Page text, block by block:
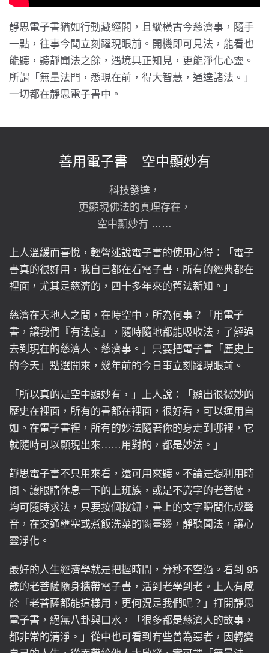
靜思電子書猶如行動藏經閣，且縱橫古今慈濟事，隨手
一點，往事今聞立刻躍現眼前。開機即可見法，能看也
能聽，聽靜聞法之餘，遇境具正知見，更能淨化心靈。
所謂「無量法門，悉現在前，得大智慧，通達諸法。」
一切都在靜思電子書中。
善用電子書 空中顯妙有
科技發達，
更顯現佛法的真理存在，
空中顯妙有 ……
上人溫緩而喜悅，輕聲述說電子書的使用心得：「電子
書真的很好用，我自己都在看電子書，所有的經典都在
裡面，尤其是慈濟的，四十多年來的舊法新知。」
慈濟在天地人之間，在時空中，所為何事？「用電子
書，讓我們『有法度』，隨時隨地都能吸收法，了解過
去到現在的慈濟人、慈濟事。」只要把電子書「歷史上
的今天」點選開來，幾年前的今日事立刻躍現眼前。
「所以真的是空中顯妙有，」上人說：「顯出很微妙的
歷史在裡面，所有的書都在裡面，很好看，可以運用自
如。在電子書裡，所有的妙法隨著你的身走到哪裡，它
就隨時可以顯現出來……用對的，都是妙法。」
靜思電子書不只用來看，還可用來聽。不論是想利用時
間、讓眼睛休息一下的上班族，或是不識字的老菩薩，
均可隨時求法，只要按個按鈕，書上的文字瞬間化成聲
音，在交通壅塞或煮飯洗菜的窗臺邊，靜聽聞法，讓心
靈淨化。
最好的人生經濟學就是把握時間，分秒不空過。看到 95
歲的老菩薩隨身攜帶電子書，活到老學到老。上人有感
於「老菩薩都能這樣用，更何況是我們呢？」打開靜思
電子書，絕無八卦與口水，「很多都是慈濟人的故事，
都非常的清淨。」從中也可看到有些曾為惡者，因轉變